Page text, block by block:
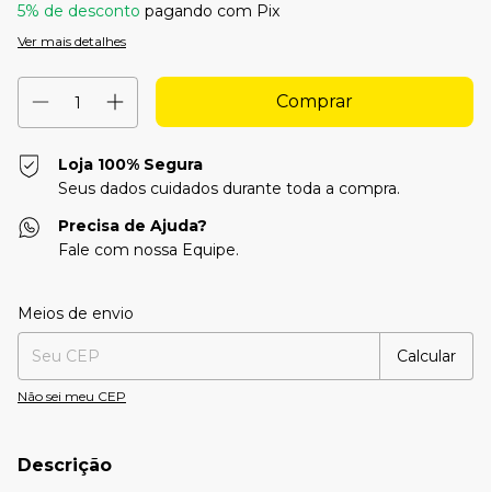
5% de desconto pagando com Pix
Ver mais detalhes
Loja 100% Segura
Seus dados cuidados durante toda a compra.
Precisa de Ajuda?
Fale com nossa Equipe.
Entregas para o CEP:
Meios de envio
Calcular
Não sei meu CEP
Descrição